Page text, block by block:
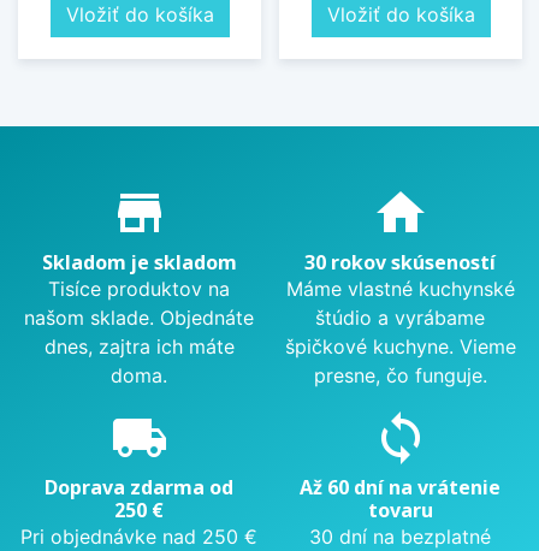
Vložiť do košíka Vložiť do košíka
Proč nakupovat u nás?
store_mall_directory
Skladom je skladom
Tisíce produktov na
našom sklade. Objednáte
dnes, zajtra ich máte
doma.
home
30 rokov skúseností
Máme vlastné kuchynské
štúdio a vyrábame
špičkové kuchyne. Vieme
presne, čo funguje.
local_shipping
Doprava zdarma od
250 €
Pri objednávke nad 250 €
sync
Až 60 dní na vrátenie
tovaru
30 dní na bezplatné